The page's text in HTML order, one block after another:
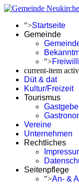
">Startseite
Gemeinde
">
current-item
Düt & dat
Kultur/Freizeit
Tourismus
Vereine
Unternehmen
Rechtliches
Seitenpflege
">An- &